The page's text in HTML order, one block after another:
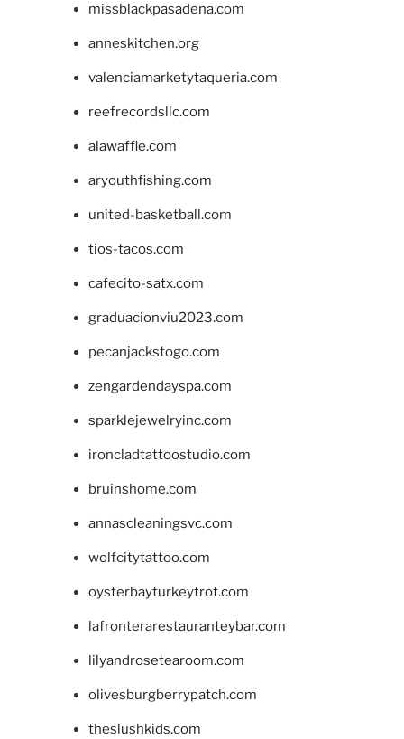
missblackpasadena.com
anneskitchen.org
valenciamarketytaqueria.com
reefrecordsllc.com
alawaffle.com
aryouthfishing.com
united-basketball.com
tios-tacos.com
cafecito-satx.com
graduacionviu2023.com
pecanjackstogo.com
zengardendayspa.com
sparklejewelryinc.com
ironcladtattoostudio.com
bruinshome.com
annascleaningsvc.com
wolfcitytattoo.com
oysterbayturkeytrot.com
lafronterarestauranteybar.com
lilyandrosetearoom.com
olivesburgberrypatch.com
theslushkids.com